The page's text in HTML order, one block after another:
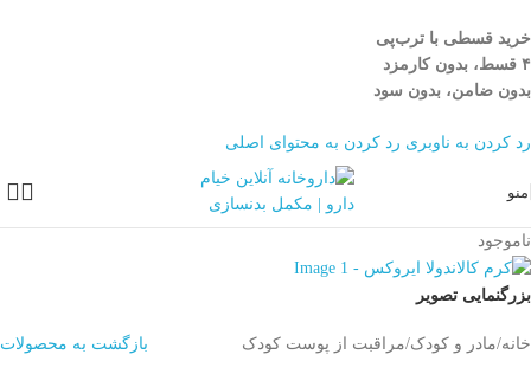
خرید قسطی با ترب‌پی
۴ قسط، بدون کارمزد
بدون ضامن، بدون سود
رد کردن به ناوبری رد کردن به محتوای اصلی
منو
ناموجود
بزرگنمایی تصویر
خانه/مادر و کودک/مراقبت از پوست کودک بازگشت به محصولات